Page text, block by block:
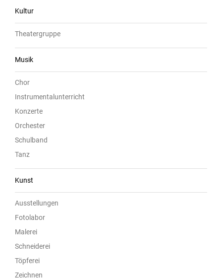
Kultur
Theatergruppe
Musik
Chor
Instrumentalunterricht
Konzerte
Orchester
Schulband
Tanz
Kunst
Ausstellungen
Fotolabor
Malerei
Schneiderei
Töpferei
Zeichnen